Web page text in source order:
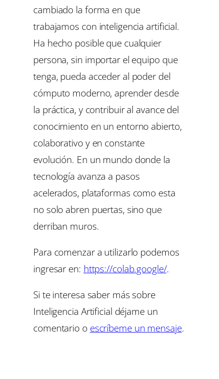
cambiado la forma en que
trabajamos con inteligencia artificial.
Ha hecho posible que cualquier
persona, sin importar el equipo que
tenga, pueda acceder al poder del
cómputo moderno, aprender desde
la práctica, y contribuir al avance del
conocimiento en un entorno abierto,
colaborativo y en constante
evolución. En un mundo donde la
tecnología avanza a pasos
acelerados, plataformas como esta
no solo abren puertas, sino que
derriban muros.
Para comenzar a utilizarlo podemos
ingresar en: https://colab.google/.
Si te interesa saber más sobre
Inteligencia Artificial déjame un
comentario o escríbeme un mensaje.